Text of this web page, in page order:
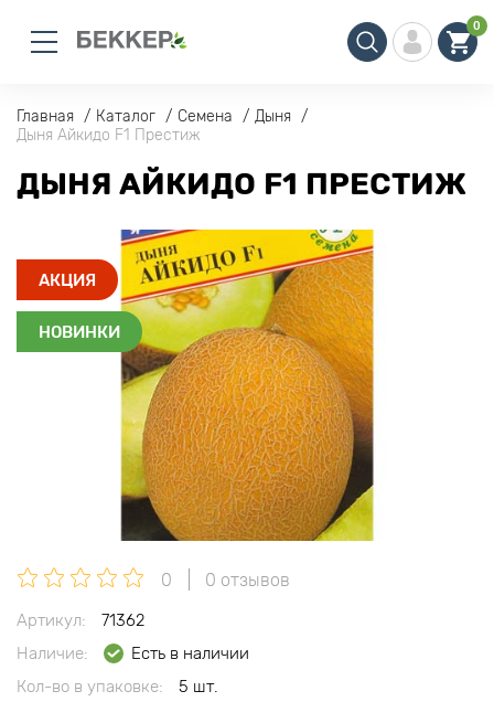
0
Главная Каталог Семена
Дыня
Дыня Айкидо F1 Престиж
ДЫНЯ АЙКИДО F1 ПРЕСТИЖ
АКЦИЯ
НОВИНКИ
0 0 отзывов
Артикул:
71362
Наличие:
Есть в наличии
Кол-во в упаковке:
5 шт.